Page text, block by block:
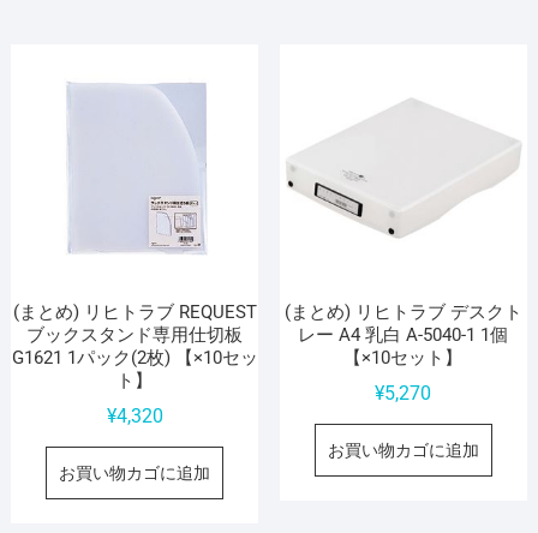
(まとめ) リヒトラブ REQUEST
ブックスタンド専用仕切板
G1621 1パック(2枚) 【×10セッ
ト】
¥4,320
お買い物カゴに追加
(まとめ) リヒトラブ デスクト
レー A4 乳白 A-5040-1 1個
【×10セット】
¥5,270
お買い物カゴに追加